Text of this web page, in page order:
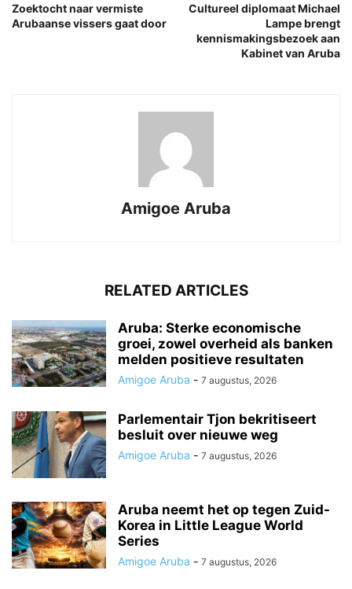
Zoektocht naar vermiste
Arubaanse vissers gaat door
Cultureel diplomaat Michael
Lampe brengt
kennismakingsbezoek aan
Kabinet van Aruba
Amigoe Aruba
RELATED ARTICLES
Aruba: Sterke economische
groei, zowel overheid als banken
melden positieve resultaten
Amigoe Aruba - 7 augustus, 2026
Parlementair Tjon bekritiseert
besluit over nieuwe weg
Amigoe Aruba - 7 augustus, 2026
Aruba neemt het op tegen Zuid-
Korea in Little League World
Series
Amigoe Aruba - 7 augustus, 2026